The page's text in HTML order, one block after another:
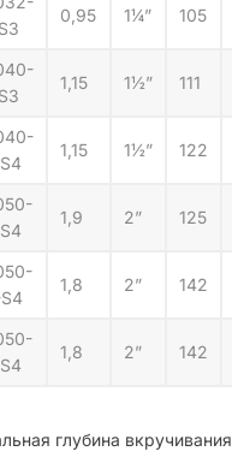
0,95 1¼” 105
1,15 1½” 111
1,15 1½” 122
1,9 2” 125
1,8 2” 142
1,8 2” 142
глубина вкручивания